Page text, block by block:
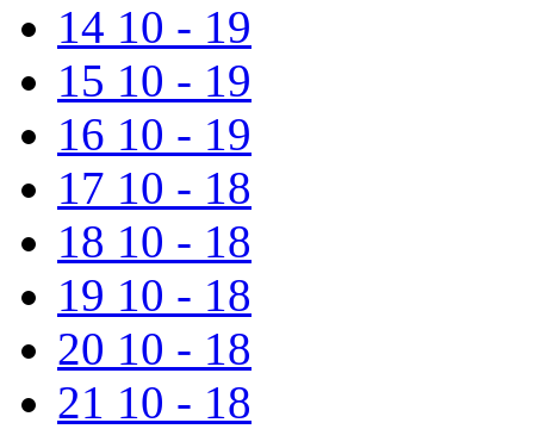
14 10 - 19
15 10 - 19
16 10 - 19
17 10 - 18
18 10 - 18
19 10 - 18
20 10 - 18
21 10 - 18